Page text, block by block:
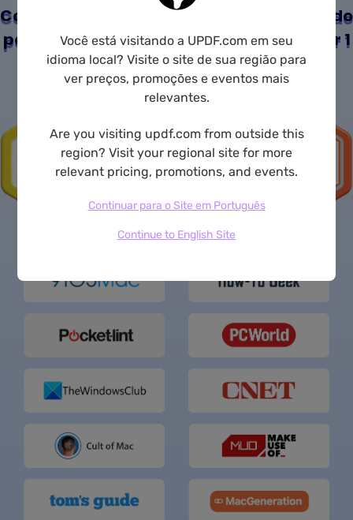
Você está visitando a UPDF.com em seu
idioma local? Visite o site de sua região para
ver preços, promoções e eventos mais
relevantes.
Are you visiting updf.com from outside this
region? Visit your regional site for more
relevant pricing, promotions, and events.
Continuar para o Site em Português
Continue to English Site
Confiável por Profissionais de PDF, Apoiado
por Principais Sites de Mídia e Amado por 1
Milhãode Usuários.